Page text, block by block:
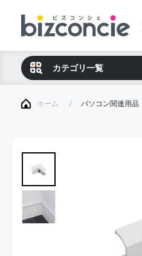
カテゴリ一覧
ホーム パソコン関連用品